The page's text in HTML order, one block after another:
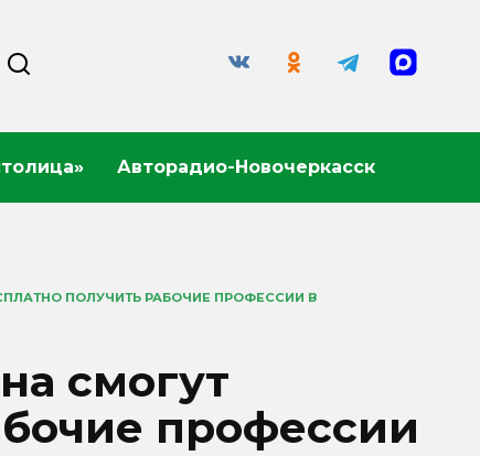
Авторадио-Новочеркасск
ПОЛУЧИТЬ РАБОЧИЕ ПРОФЕССИИ В
смогут
профессии